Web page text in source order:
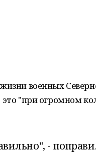
военных
"при огромном
-